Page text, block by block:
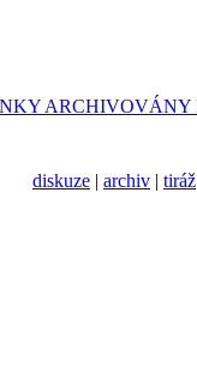
diskuze | archiv | tiráž